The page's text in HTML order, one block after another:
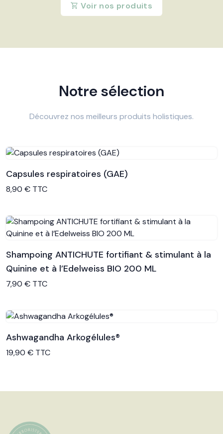
Voir nos produits
Notre sélection
Découvrez nos meilleurs produits holistiques.
Voir le produit
Capsules respiratoires (GAE)
8,90 € TTC
Voir le produit
Shampoing ANTICHUTE fortifiant & stimulant à la
Quinine et à l’Edelweiss BIO 200 ML
7,90 € TTC
Voir le produit
Ashwagandha Arkogélules®
19,90 € TTC